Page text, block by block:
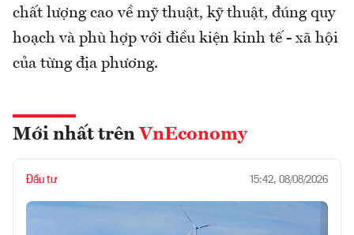
chất lượng cao về mỹ thuật, kỹ thuật, đúng quy
hoạch và phù hợp với điều kiện kinh tế - xã hội
của từng địa phương.
Mới nhất trên VnEconomy
Đầu tư 15:42, 08/08/2026